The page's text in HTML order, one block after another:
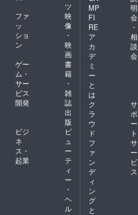
ツ
ファ
ッ
ショ
ン
映
像
・
映
画
ゲー
ム・
サー
ビス
開発
書
籍
・
雑
誌
出
版
ビジ
ネ
ス・
起業
ビ
ュ
ー
テ
ィ
ー
・
ヘ
ル
MP
FI
RE
ア
カ
デ
ミ
ー
と
は
明
会
・
相
談
会
ク
ラ
ウ
ド
フ
ァ
ン
デ
ィ
ン
グ
と
サ
ポ
ー
ト
サ
ー
ビ
ス